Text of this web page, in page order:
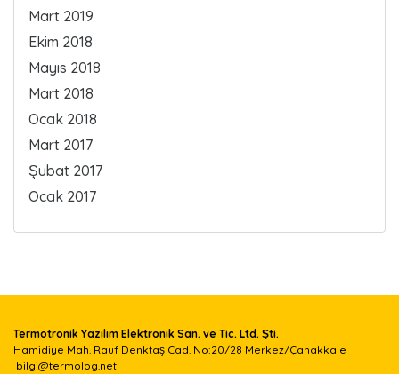
Mart 2019
Ekim 2018
Mayıs 2018
Mart 2018
Ocak 2018
Mart 2017
Şubat 2017
Ocak 2017
Termotronik Yazılım Elektronik San. ve Tic. Ltd. Şti.
Hamidiye Mah. Rauf Denktaş Cad. No:20/28 Merkez/Çanakkale
bilgi@termolog.net